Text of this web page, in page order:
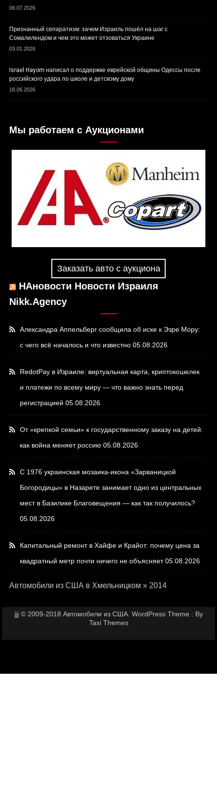
06.07.2026
Признанный сепаратизм: зачем Израиль пошёл на шаг с
Сомалилендом и чем это может отзоваться Украине
03.01.2026
Israel Hayom написал о поддержке еврейской общины Одессы после
российского удара по школе и детскому дому
18.06.2026
Мы работаем с Аукционами
Заказать авто с аукциона
НАновости Новости Израиля
Nikk.Agency
Александра Аппельберг сообщила об иске к Эзре Мору:
с чего всё началось и что известно 05.08.2026
RedotPay в Израиле: виртуальная карта, криптокошелек
и платежи по всему миру — что важно знать перед
регистрацией 05.08.2026
От «крепкой семьи» к государственному заказу на детей:
как война меняет россию 05.08.2026
С 1976 украинская мозаика-икона «Зарваницкой
Богородицы» в Назарете занимает одно из центральных
мест в Базилике Благовещения — как так получилось?
05.08.2026
Капитальный ремонт в Хайфе и Крайот: почему цена за
квадратный метр почти ничего не объясняет 05.08.2026
Автомобили из США в Хмельницком » 2014
jjj © 2009-2018 Автомобили из США. WordPress Theme : By
Taxi Themes